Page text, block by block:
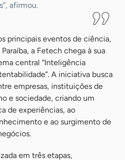
afirmou.
principais eventos de ciência,
a Fetech chega à sua
central “Inteligência
A iniciativa busca
empresas, instituições de
e sociedade, criando um
de experiências, ao
e ao surgimento de
em três etapas,